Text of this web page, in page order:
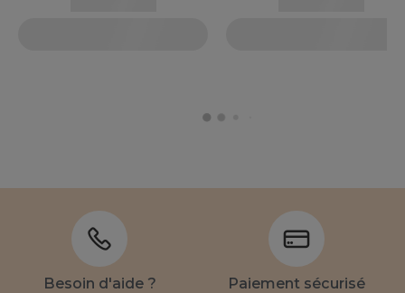
Besoin d'aide ?
Paiement sécurisé